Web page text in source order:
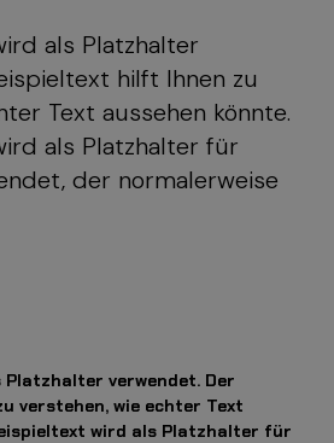
als Platzhalter
hilft Ihnen zu
Text aussehen könnte.
als Platzhalter für
der normalerweise
verwendet. Der
verstehen, wie echter Text
wird als Platzhalter für